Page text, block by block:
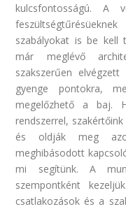
kulcsfontosságú. A
szabályokat is be kell
már meglévő
szakszerűen
gyenge pontokra,
megelőzhető a baj.
rendszerrel,
és oldják meg
meghibásodott
mi segítünk. A
szempontként
csatlakozások és a